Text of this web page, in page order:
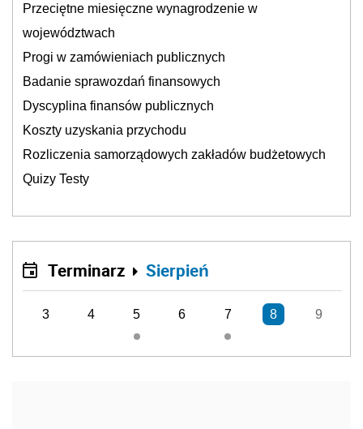
Przeciętne miesięczne wynagrodzenie w
województwach
Progi w zamówieniach publicznych
Badanie sprawozdań finansowych
Dyscyplina finansów publicznych
Koszty uzyskania przychodu
Rozliczenia samorządowych zakładów budżetowych
Quizy Testy
Terminarz Sierpień
3 4 5 6 7 8 9